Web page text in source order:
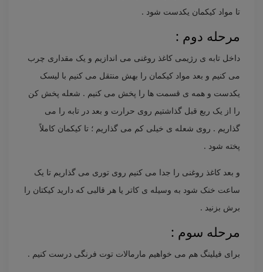
تا مواد کیکمان یکدست شود .
مرحله دوم :
داخل تابه ی رژیمی کاغذ روغنی می اندازیم و یک مقداری چرب
می کنیم و بعد مواد کیکمان را بهش منتقل می کنیم با لیسک
یکدست و همه ی قسمت ها را پخش می کنیم . شعله پخش کن
را از یک ربع قبل گذاشتیم روی حرارت و بعد در تابه را می
گذاریم . روی شعله ی خیلی کم می گذاریم ؛ تا کیکمان کاملاً
پخته شود .
و بعد کاغذ روغنی را جدا می کنیم روی توری می گذاریم تا یک
ساعت خنک شود به وسیله ی کاتر یا هر قالبی که دارید کیکتان را
برش بزنید .
مرحله سوم :
برای فیلینگ هم می خواهیم مارمالات توت فرنگی درست کنیم .